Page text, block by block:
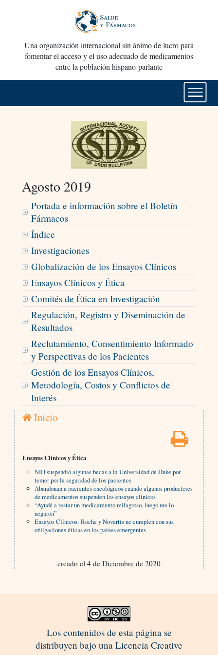
Una organización internacional sin ánimo de lucro para
fomentar el acceso y el uso adecuado de medicamentos
entre la población hispano-parlante
Agosto 2019
Portada e información sobre el Boletín
Fármacos
Índice
Investigaciones
Globalización de los Ensayos Clínicos
Ensayos Clínicos y Ética
Comités de Ética en Investigación
Regulación, Registro y Diseminación de
Resultados
Reclutamiento, Consentimiento Informado
y Perspectivas de los Pacientes
Gestión de los Ensayos Clínicos,
Metodología, Costos y Conflictos de
Interés
Inicio
Ensayos Clínicos y Ética
NIH suspendió algunas becas a la Universidad de Duke por
temer por la seguridad de los pacientes
Abandonan a pacientes oncológicos cuando algunos productores
de medicamentos suspenden los ensayos clínicos
“Ayudé a testar un medicamento milagroso, luego me lo
negaron”
Ensayos Clínicos: Roche y Novartis no cumplen con sus
obligaciones éticas en los países emergentes
creado el 4 de Diciembre de 2020
Los contenidos de esta página se
distribuyen bajo una Licencia Creative